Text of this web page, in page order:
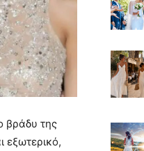
βράδυ της
εξωτερικό,